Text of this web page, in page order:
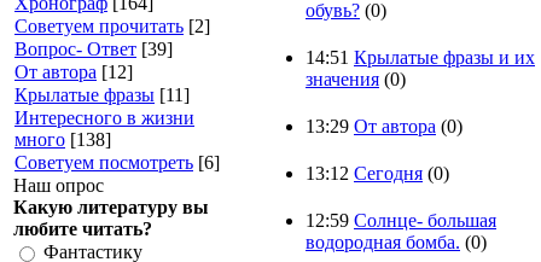
Советуем прочитать [2]
Вопрос- Ответ [39]
От автора [12]
Крылатые фразы [11]
Интересного в жизни
много [138]
Советуем посмотреть [6]
Наш опрос
Какую литературу вы
любите читать?
Фантастику
обувь? (0)
14:51 Крылатые фразы и их
значения (0)
13:29 От автора (0)
13:12 Сегодня (0)
12:59 Солнце- большая
водородная бомба. (0)